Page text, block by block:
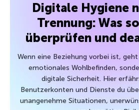
Digitale Hygiene
Trennung: Was
überprüfen und
Wenn eine Beziehung vorbei ist,
emotionales Wohlbefinden,
digitale Sicherheit. Hier
Benutzerkonten und Dienste du
unangenehme Situationen,